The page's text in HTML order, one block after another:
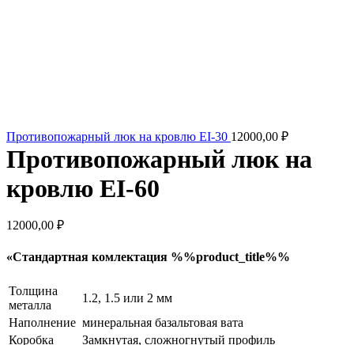
Противопожарный люк на кровлю EI-30 12000,00 ₽
Противопожарный люк на
кровлю EI-60
12000,00 ₽
«Стандартная комлектация %%product_title%%
Толщина
металла
1.2, 1.5 или 2 мм
Наполнение минеральная базальтовая вата
Коробка
Замкнутая, сложногнутый профиль